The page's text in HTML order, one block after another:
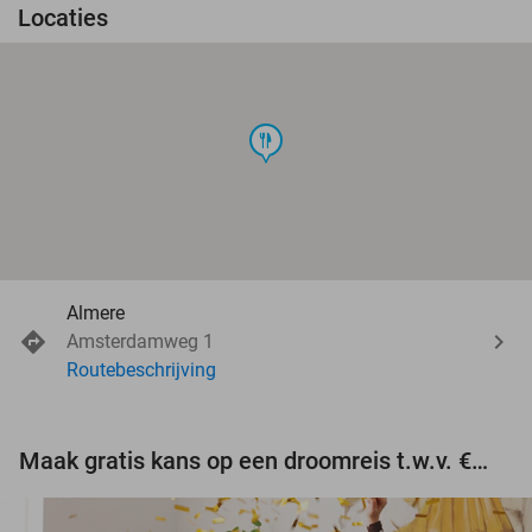
Locaties
food
Almere
Amsterdamweg 1
Routebeschrijving
Maak gratis kans op een droomreis t.w.v. €3.000!